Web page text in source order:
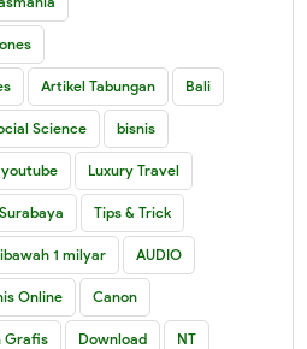
Artikel Tabungan Bali
Science bisnis
youtube Luxury Travel
Surabaya Tips & Trick
1 milyar AUDIO
Online Canon
Grafis Download NT